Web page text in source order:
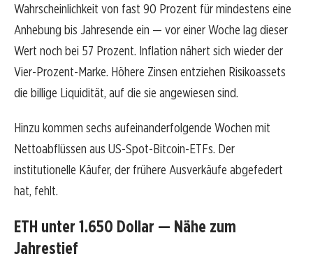
Wahrscheinlichkeit von fast 90 Prozent für mindestens eine
Anhebung bis Jahresende ein — vor einer Woche lag dieser
Wert noch bei 57 Prozent. Inflation nähert sich wieder der
Vier-Prozent-Marke. Höhere Zinsen entziehen Risikoassets
die billige Liquidität, auf die sie angewiesen sind.
Hinzu kommen sechs aufeinanderfolgende Wochen mit
Nettoabflüssen aus US-Spot-Bitcoin-ETFs. Der
institutionelle Käufer, der frühere Ausverkäufe abgefedert
hat, fehlt.
ETH unter 1.650 Dollar — Nähe zum
Jahrestief